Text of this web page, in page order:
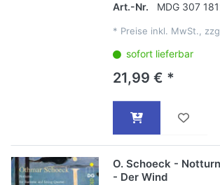
Art.-Nr. MDG 307
* Preise inkl. MwSt.,
sofort lieferbar
21,99 € *
O. Schoeck -
- Der Wind